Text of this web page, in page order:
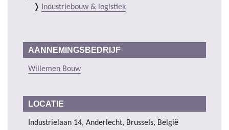
Industriebouw & logistiek
AANNEMINGSBEDRIJF
Willemen Bouw
LOCATIE
Industrielaan 14, Anderlecht, Brussels, België